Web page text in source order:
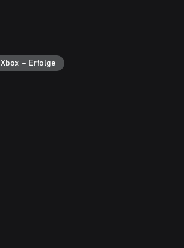
Xbox – Erfolge